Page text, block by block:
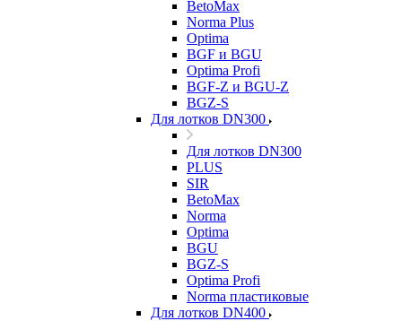
BetoMax
Norma Plus
Optima
BGF и BGU
Optima Profi
BGF-Z и BGU-Z
BGZ-S
Для лотков DN300
Для лотков DN300
PLUS
SIR
BetoMax
Norma
Optima
BGU
BGZ-S
Optima Profi
Norma пластиковые
Для лотков DN400